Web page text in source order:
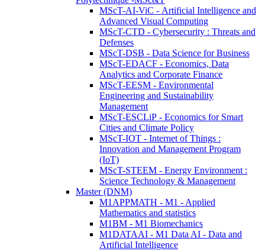
MScT-AI-ViC - Artificial Intelligence and
Advanced Visual Computing
MScT-CTD - Cybersecurity : Threats and
Defenses
MScT-DSB - Data Science for Business
MScT-EDACF - Economics, Data
Analytics and Corporate Finance
MScT-EESM - Environmental
Engineering and Sustainability
Management
MScT-ESCLiP - Economics for Smart
Cities and Climate Policy
MScT-IOT - Internet of Things :
Innovation and Management Program
(IoT)
MScT-STEEM - Energy Environment :
Science Technology & Management
Master (DNM)
M1APPMATH - M1 - Applied
Mathematics and statistics
M1BM - M1 Biomechanics
M1DATAAI - M1 Data AI - Data and
Artificial Intelligence